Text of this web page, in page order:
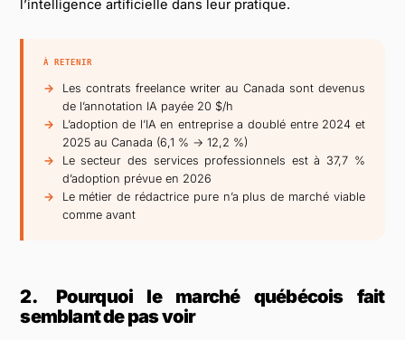
l’intelligence artificielle dans leur pratique.
À RETENIR
Les contrats freelance writer au Canada sont devenus
de l’annotation IA payée 20 $/h
L’adoption de l’IA en entreprise a doublé entre 2024 et
2025 au Canada (6,1 % → 12,2 %)
Le secteur des services professionnels est à 37,7 %
d’adoption prévue en 2026
Le métier de rédactrice pure n’a plus de marché viable
comme avant
2.
Pourquoi le marché québécois fait
semblant de pas voir